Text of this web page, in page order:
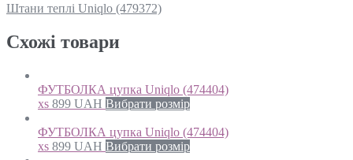
Штани теплі Uniqlo (479372)
Схожi товари
ФУТБОЛКА цупка Uniqlo (474404)
xs 899 UAH Вибрати розмір
ФУТБОЛКА цупка Uniqlo (474404)
xs 899 UAH Вибрати розмір